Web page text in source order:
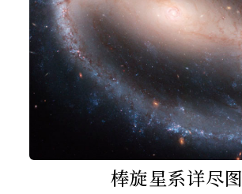
棒旋星系详尽图